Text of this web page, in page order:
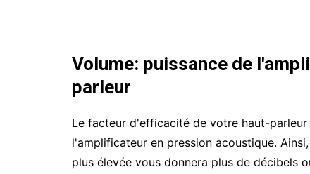
Volume: puissance de
parleur
Le facteur d'efficacité de votre haut-
l'amplificateur en pression acoustique.
plus élevée vous donnera plus de décibels